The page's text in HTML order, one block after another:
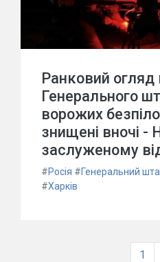
Ранковий огляд
Генерального
ворожих
знищені вночі -
заслуженому
#Росія #Генеральний
#Харків
1